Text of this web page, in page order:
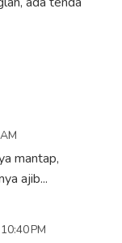
mantap,
ajib...
PM